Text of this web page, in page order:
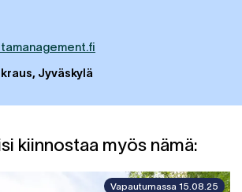
Jyväskylä
kiinnostaa myös nämä:
Vapautumassa 15.08.25